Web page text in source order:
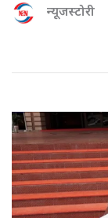
न्यूजस्टोरी